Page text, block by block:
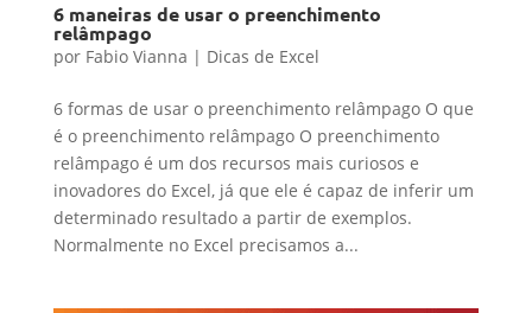
6 maneiras de usar o preenchimento
relâmpago
por Fabio Vianna | Dicas de Excel
6 formas de usar o preenchimento relâmpago O que
é o preenchimento relâmpago O preenchimento
relâmpago é um dos recursos mais curiosos e
inovadores do Excel, já que ele é capaz de inferir um
determinado resultado a partir de exemplos.
Normalmente no Excel precisamos a...